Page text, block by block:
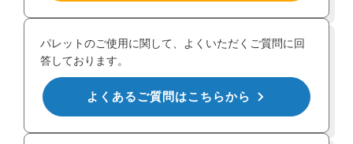
パレットのご使用に関して、よくいただくご質問に回
答しております。
よくあるご質問はこちらから